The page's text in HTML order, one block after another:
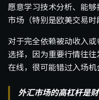
愿意学习技术分析、能
市场（特别是欧美交易时
对于完全依赖被动收入
选择，因为重要行情往
在线，很可能错过入场机
外汇市场的高杠杆是